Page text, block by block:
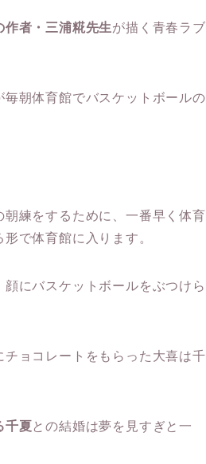
作者・三浦糀先生が描く青春ラブ
毎朝体育館でバスケットボールの
練をするために、一番早く体育
で体育館に入ります。
にバスケットボールをぶつけら
ョコレートをもらった大喜は千
千夏 との結婚は夢を見すぎと一